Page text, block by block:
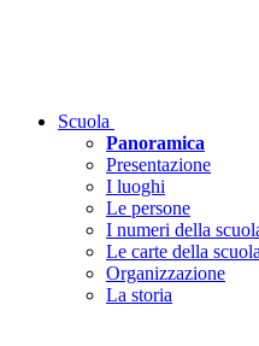
Scuola
Panoramica
Presentazione
I luoghi
Le persone
I numeri della
Le carte della scuola
Organizzazione
La storia